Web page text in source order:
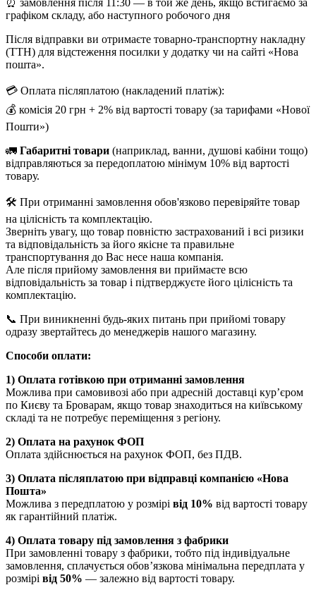
графіком складу, або наступного робочого дня
Після відправки ви отримаєте товарно-транспортну накладну
(ТТН) для відстеження посилки у додатку чи на сайті «Нова
пошта».
💳 Оплата післяплатою (накладений платіж):
💰 комісія 20 грн + 2% від вартості товару (за тарифами «Нової
Пошти»)
🚛 Габаритні товари (наприклад, ванни, душові кабіни тощо)
відправляються за передоплатою мінімум 10% від вартості
товару.
🛠️ При отриманні замовлення обов'язково перевіряйте товар
на цілісність та комплектацію.
Зверніть увагу, що товар повністю застрахований і всі ризики
та відповідальність за його якісне та правильне
транспортування до Вас несе наша компанія.
Але після прийому замовлення ви приймаєте всю
відповідальність за товар і підтверджуєте його цілісність та
комплектацію.
📞 При виникненні будь-яких питань при прийомі товару
одразу звертайтесь до менеджерів нашого магазину.
Способи оплати:
1) Оплата готівкою при отриманні замовлення
Можлива при самовивозі або при адресній доставці кур’єром
по Києву та Броварам, якщо товар знаходиться на київському
складі та не потребує переміщення з регіону.
2) Оплата на рахунок ФОП
Оплата здійснюється на рахунок ФОП, без ПДВ.
3) Оплата післяплатою при відправці компанією «Нова
Пошта»
Можлива з передплатою у розмірі від 10% від вартості товару
як гарантійний платіж.
4) Оплата товару під замовлення з фабрики
При замовленні товару з фабрики, тобто під індивідуальне
замовлення, сплачується обов’язкова мінімальна передплата у
розмірі від 50% — залежно від вартості товару.